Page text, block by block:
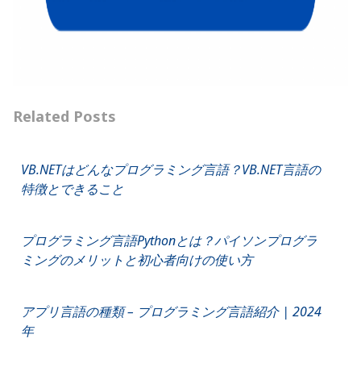
Related Posts
VB.NETはどんなプログラミング言語？VB.NET言語の
特徴とできること
プログラミング言語Pythonとは？パイソンプログラ
ミングのメリットと初心者向けの使い方
アプリ言語の種類 – プログラミング言語紹介 | 2024
年